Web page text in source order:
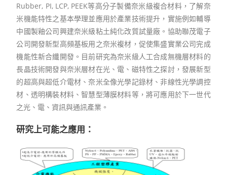
Rubber, PI, LCP, PEEK等高分子製備奈米級複合材料，了解奈
米機能特性之基本學理並應用於產業技術提升，實施例如輔導
中國製釉公司興建奈米級粘土純化改質試量廠。協助聯茂電子
公司開發新型高頻基板用之奈米複材，促使集盛實業公司完成
機能性新合纖開發。目前研究為奈米級人工合成無機層材料的
長晶技術開發與奈米層材在光、電、磁特性之探討，發展新型
的超高與超低介電材、奈米全像光學記錄材、非線性光學調控
材、透明構裝材料、智慧型薄膜材料等，將可應用於下一世代
之光、電、資訊與通訊產業。
研究上可能之應用：